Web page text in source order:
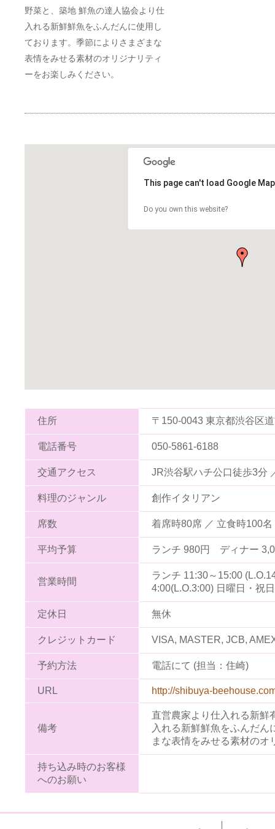
野菜と、築地 鮮魚の達人協会より仕
入れる新鮮鮮魚をふんだんに使用し
ております。季節によりさまざまな
表情をみせる素材のオリジナリティ
ーをお楽しみください。
This page can't load Google
Do you own this website?
住所 〒150-0043 東京都渋谷区
電話番号 050-5861-6188
交通アクセス JR渋谷駅ハチ公口徒歩3分
料理のジャンル 創作イタリアン
席数 着席時80席 ／ 立食時100名
平均予算 ランチ 980円 ディナー
営業時間
ランチ 11:30～15:00
4:00(L.O.3:00) 日曜日・祝
定休日 無休
クレジットカード VISA, MASTER, JCB,
予約方法 電話にて (担当：住崎)
URL http://shibuya-
備考
直営農家より仕入れる新鮮
入れる新鮮鮮魚をふんだん
まな表情をみせる素材のオ
持ち込み時のお客様
へのお願い